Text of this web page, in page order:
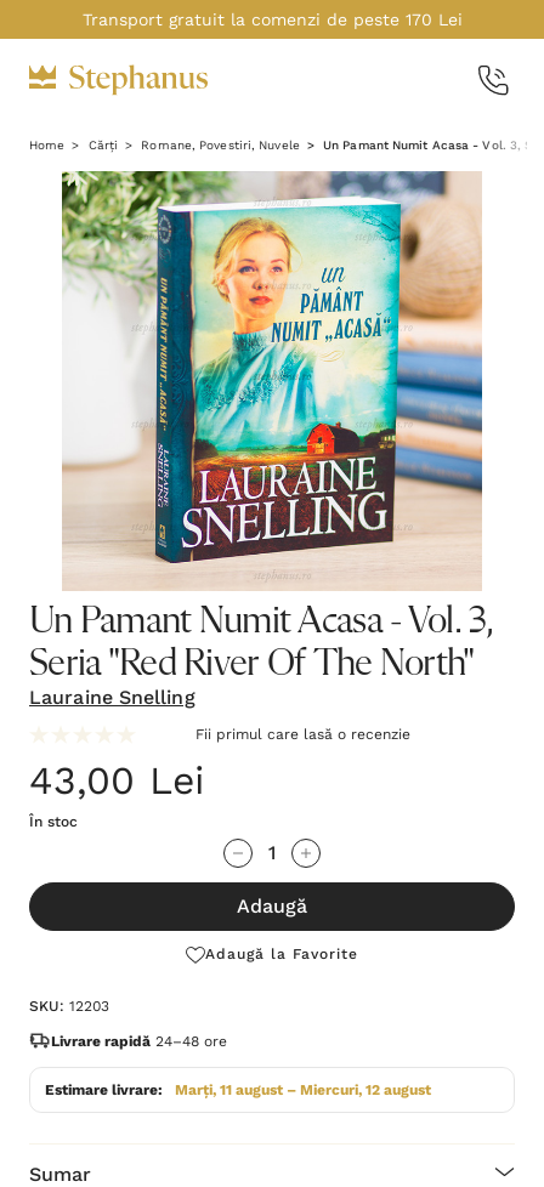
Transport gratuit la comenzi de peste 170 Lei
Home Cărți Romane, Povestiri, Nuvele Un Pamant Numit Acasa - Vol. 3,
Un Pamant Numit Acasa - Vol. 3,
Seria "Red River Of The North"
Lauraine Snelling
Fii primul care lasă o recenzie
43,00 Lei
În stoc
te!
Stocul
Adaugă
Adaugă la Favorite
SKU: 12203
Livrare rapidă 24–48 ore
Estimare livrare: Marți, 11 august – Miercuri, 12 august
Sumar